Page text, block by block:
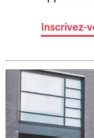
Inscrivez-